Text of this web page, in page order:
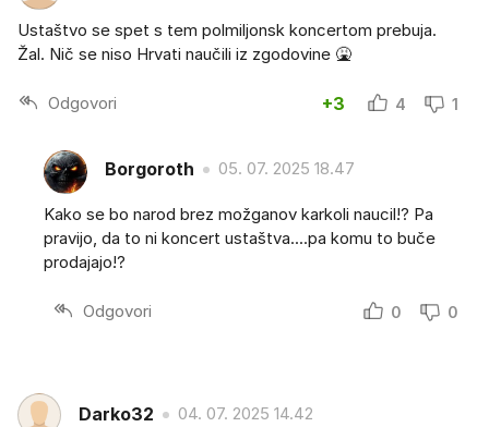
Ustaštvo se spet s tem polmiljonsk koncertom prebuja.
Žal. Nič se niso Hrvati naučili iz zgodovine 🤮
Odgovori +3 4 1
Borgoroth 05. 07. 2025 18.47
Kako se bo narod brez možganov karkoli naucil!? Pa
pravijo, da to ni koncert ustaštva....pa komu to buče
prodajajo!?
Odgovori 0 0
Darko32 04. 07. 2025 14.42